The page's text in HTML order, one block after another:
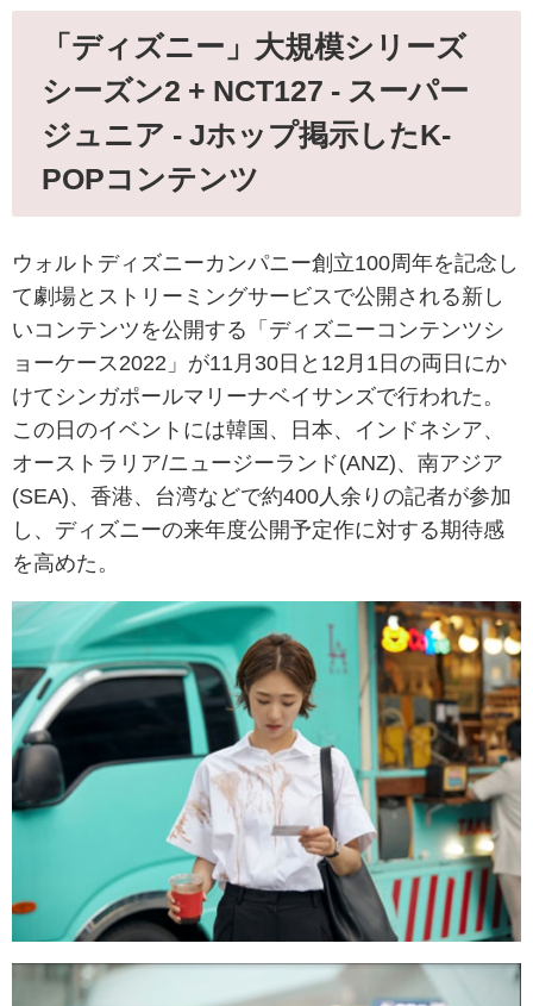
「ディズニー」大規模シリーズ
シーズン2 + NCT127 - スーパー
ジュニア - Jホップ掲示したK-
POPコンテンツ
ウォルトディズニーカンパニー創立100周年を記念し
て劇場とストリーミングサービスで公開される新し
いコンテンツを公開する「ディズニーコンテンツシ
ョーケース2022」が11月30日と12月1日の両日にか
けてシンガポールマリーナベイサンズで行われた。
この日のイベントには韓国、日本、インドネシア、
オーストラリア/ニュージーランド(ANZ)、南アジア
(SEA)、香港、台湾などで約400人余りの記者が参加
し、ディズニーの来年度公開予定作に対する期待感
を高めた。